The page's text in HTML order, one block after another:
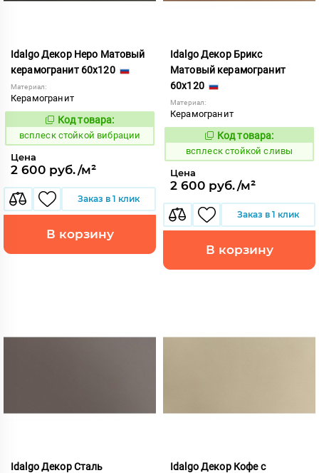
Idalgo Декор Неро Матовый
керамогранит 60x120
Материал:
Керамогранит
246635
Код товара:
всплеск стойкой вибрации
Цена
2 600 руб./м²
Заказ в 1 клик
В корзину
Idalgo Декор Брикс
Матовый керамогранит
60x120
Материал:
Керамогранит
246636
Код товара:
всплеск стойкой сливы
Цена
2 600 руб./м²
Заказ в 1 клик
В корзину
Idalgo Декор Сталь
Idalgo Декор Кофе с